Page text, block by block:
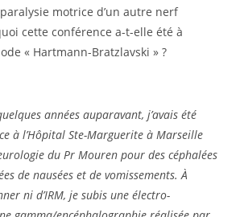
motrice d’un autre nerf
cette conférence a-t-elle été à
« Hartmann-Bratzlavski » ?
années auparavant, j’avais été
à l’Hôpital Ste-Marguerite à Marseille
du Pr Mouren pour des céphalées
de nausées et de vomissements. À
ni d’IRM, je subis une électro-